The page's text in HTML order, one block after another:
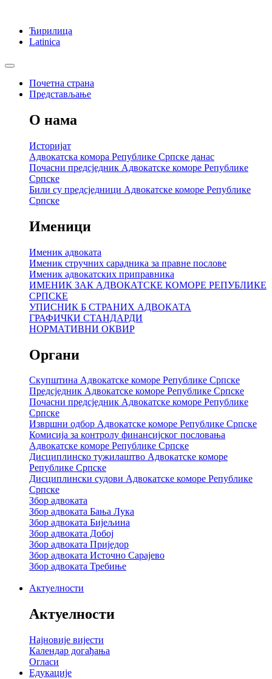
Ћирилица
Latinica
Почетна страна
Представљање
О нама
Историјат
Адвокатска комора Републике Српске данас
Почасни предсједник Адвокатске коморе Републике
Српске
Били су предсједници Адвокатске коморе Републике
Српске
Именици
Именик адвоката
Именик стручних сарадника за правне послове
Именик адвокатских приправника
ИМЕНИК ЗАК АДВОКАТСКЕ КОМОРЕ РЕПУБЛИКЕ
СРПСКЕ
УПИСНИК Б СТРАНИХ АДВОКАТА
ГРАФИЧКИ СТАНДАРДИ
НОРМАТИВНИ ОКВИР
Органи
Скупштина Адвокатске коморе Републике Српске
Предсједник Адвокатске коморе Републике Српске
Почасни предсједник Адвокатске коморе Републике
Српске
Извршни одбор Адвокатске коморе Републике Српске
Комисија за контролу финансијског пословања
Адвокатске коморе Републике Српске
Дисциплинско тужилаштво Адвокатске коморе
Републике Српске
Дисциплински судови Адвокатске коморе Републике
Српске
Збор адвоката
Збор адвоката Бања Лука
Збор адвоката Бијељина
Збор адвоката Добој
Збор адвоката Приједор
Збор адвоката Источно Сарајево
Збор адвоката Требиње
Актуелности
Актуелности
Најновије вијести
Календар догађања
Огласи
Едукације